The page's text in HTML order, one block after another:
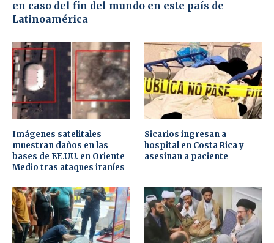
en caso del fin del mundo en este país de
Latinoamérica
Imágenes satelitales
muestran daños en las
bases de EE.UU. en Oriente
Medio tras ataques iraníes
Sicarios ingresan a
hospital en Costa Rica y
asesinan a paciente